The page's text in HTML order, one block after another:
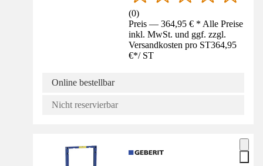
(0)
Preis — 364,95 € * Alle Preise
inkl. MwSt. und ggf. zzgl.
Versandkosten pro ST364,95
€*/ ST
Online bestellbar
Nicht reservierbar